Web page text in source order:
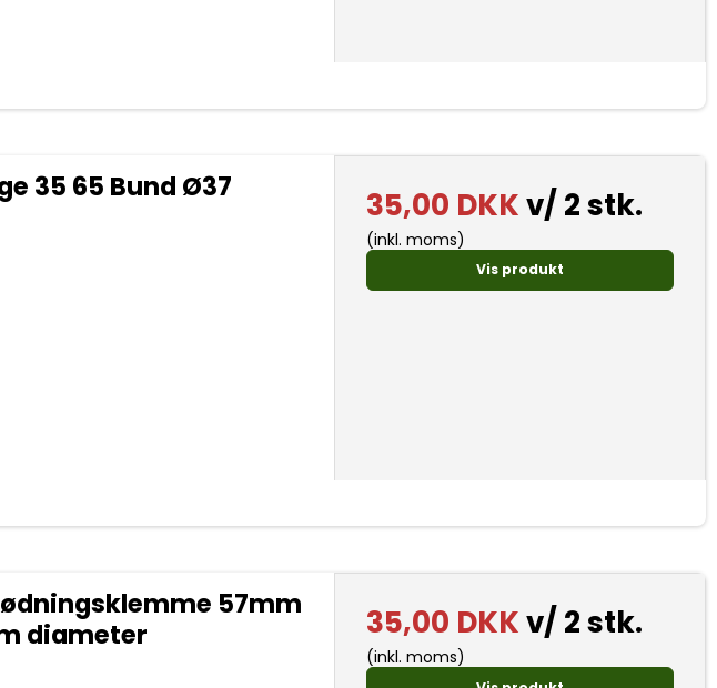
35 65 Bund Ø37 35,00 DKKv/ 2 stk.
(inkl. moms)
Vis produkt
57mm
diameter
35,00 DKKv/ 2 stk.
(inkl. moms)